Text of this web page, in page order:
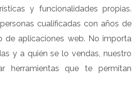
y funcionalidades propias.
cualificadas con años de
de aplicaciones web. No importa
y a quién se lo vendas, nuestro
herramientas que te permitan